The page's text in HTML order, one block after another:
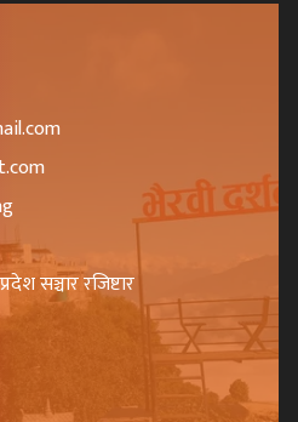
सञ्चार रजिष्टार